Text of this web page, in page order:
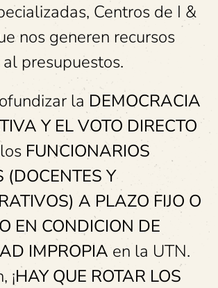
Centros de I &
nos generen recursos
presupuestos.
la DEMOCRACIA
Y ELVOTO DIRECTO
FUNCIONARIOS
(DOCENTES Y
A PLAZO FIJO O
EN CONDICION DE
IMPROPIA en la UTN.
¡HAY QUE ROTAR LOS